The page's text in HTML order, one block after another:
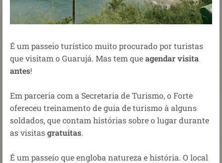
É um passeio turístico muito procurado por turistas
que visitam o Guarujá. Mas tem queagendar visita
antes!
Em parceria com a Secretaria de Turismo, o Forte
ofereceu treinamento de guia de turismo à alguns
soldados, que contam histórias sobre o lugar durante
as visitasgratuitas.
É um passeio que engloba natureza e história. O local